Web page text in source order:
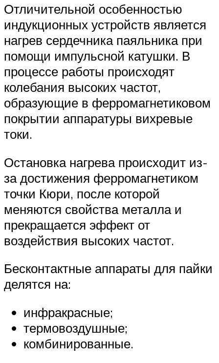
Отличительной особенностью
индукционных устройств является
нагрев сердечника паяльника при
помощи импульсной катушки. В
процессе работы происходят
колебания высоких частот,
образующие в ферромагнетиковом
покрытии аппаратуры вихревые
токи.
Остановка нагрева происходит из-
за достижения ферромагнетиком
точки Кюри, после которой
меняются свойства металла и
прекращается эффект от
воздействия высоких частот.
Бесконтактные аппараты для пайки
делятся на:
инфракрасные;
термовоздушные;
комбинированные.